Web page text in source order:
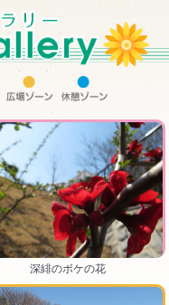
深緋のボケの花